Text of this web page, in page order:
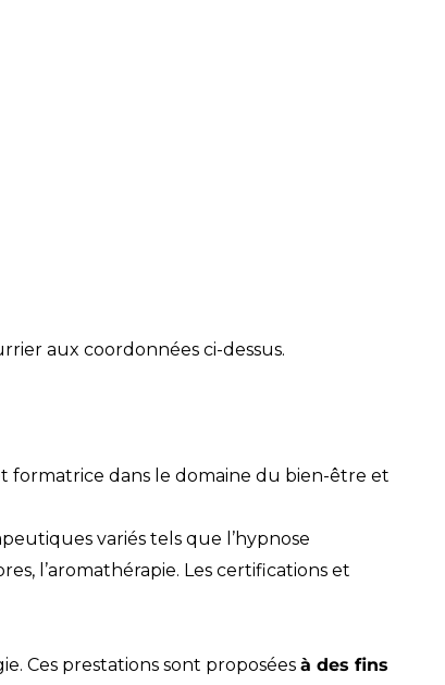
aux coordonnées ci-dessus.
formatrice dans le domaine du bien-être et
variés tels que l’hypnose
l’aromathérapie. Les certifications et
Ces prestations sont proposées à des fins